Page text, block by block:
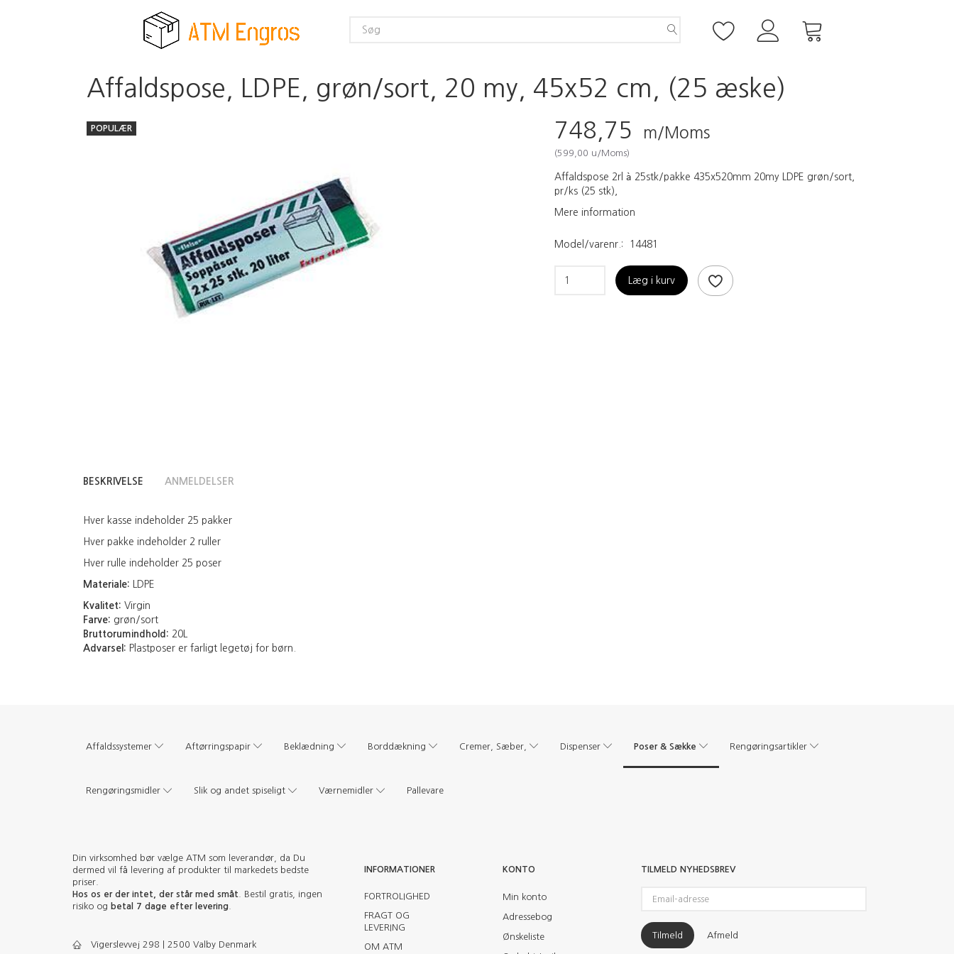
Affaldspose, LDPE, grøn/sort, 20 my, 45x52 cm, (25 æske)
POPULÆR 748,75 m/Moms
(599,00 u/Moms)
Affaldspose 2rl à 25stk/pakke 435x520mm 20my LDPE grøn/sort,
pr/ks (25 stk),
Mere information
Model/varenr.: 14481
Læg i kurv
BESKRIVELSE ANMELDELSER
Hver kasse indeholder 25 pakker
Hver pakke indeholder 2 ruller
Hver rulle indeholder 25 poser
Materiale: LDPE
Kvalitet: Virgin
Farve: grøn/sort
Bruttorumindhold: 20L
Advarsel: Plastposer er farligt legetøj for børn.
Affaldssystemer Aftørringspapir Beklædning Borddækning Cremer, Sæber, Dispenser Poser & Sække Rengøringsartikler
Rengøringsmidler Slik og andet spiseligt Værnemidler Pallevare
Din virksomhed bør vælge ATM som leverandør, da Du
dermed vil få levering af produkter til markedets bedste
priser.
Hos os er der intet, der står med småt . Bestil gratis, ingen
risiko og betal 7 dage efter levering
Vigerslevvej 298 | 2500 Valby Denmark
INFORMATIONER
FORTROLIGHED
FRAGT OG
LEVERING
OM ATM
KONTO
Min konto
Adressebog
Ønskeliste
TILMELD NYHEDSBREV
adresse
Tilmeld Afmeld